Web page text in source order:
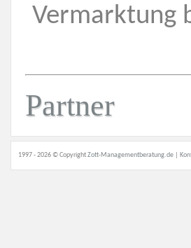
Vermarktung
Partner
1997 - 2026 © CopyrightZott-Managementberatung.de